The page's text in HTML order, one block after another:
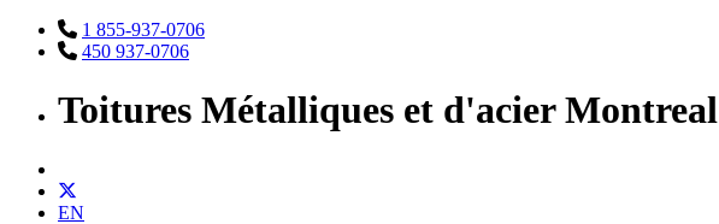
1 855-937-0706
450 937-0706
Toitures Métalliques et d'acier Montreal
EN